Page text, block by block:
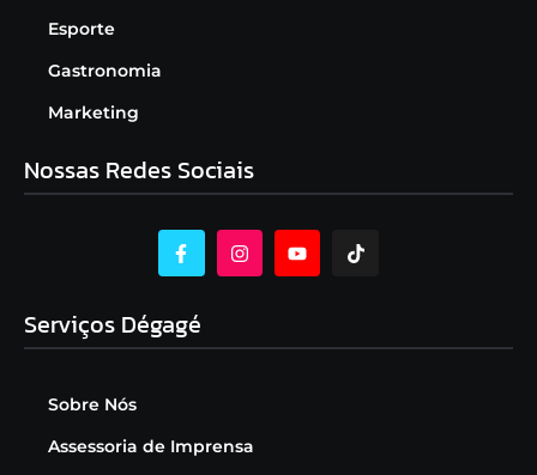
Esporte
Gastronomia
Marketing
Nossas Redes Sociais
Serviços Dégagé
Sobre Nós
Assessoria de Imprensa